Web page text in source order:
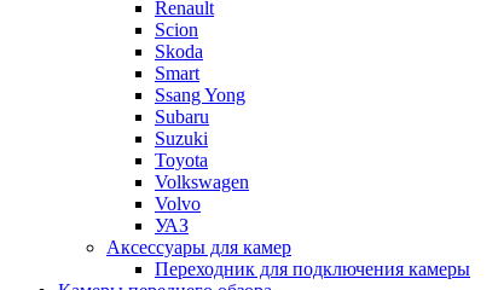
Renault
Scion
Skoda
Smart
Ssang Yong
Subaru
Suzuki
Toyota
Volkswagen
Volvo
УАЗ
Аксессуары для камер
Переходник для подключения камеры